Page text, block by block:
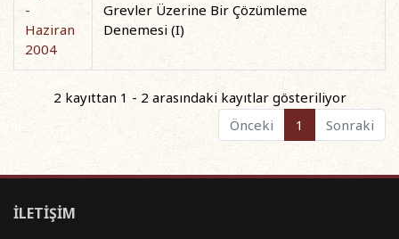
-
Haziran
2004
Grevler Üzerine Bir Çözümleme
Denemesi (I)
2 kayıttan 1 - 2 arasındaki kayıtlar gösteriliyor
Önceki
1 Sonraki
İLETİŞİM